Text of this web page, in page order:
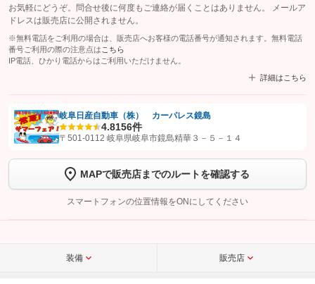
お気軽にどうぞ。問合せ後に何度もご連絡が届くことはありません。 メールア
ドレスは販売店に公開されません。
※無料電話をご利用の場合は、販売店へお客様の電話番号が通知されます。無料電話
番号ご利用の際の注意点は こちら
IP電話、ひかり電話からはご利用いただけません。
詳細はこちら
【STEP1】認証画面でグーネットを友だち追加してから「許可する」ボタンを押
トーク画面で
ボタンをタップして問い合わせを
完了してください。
こちら
岐阜日産自動車（株） カーパレス鏡島
4.8156件
〒501-0112 岐阜県岐阜市鏡島精華３－５－１４
MAPで販売店までのルートを確認する
スマートフォンの位置情報をONにしてください
装備 販売店